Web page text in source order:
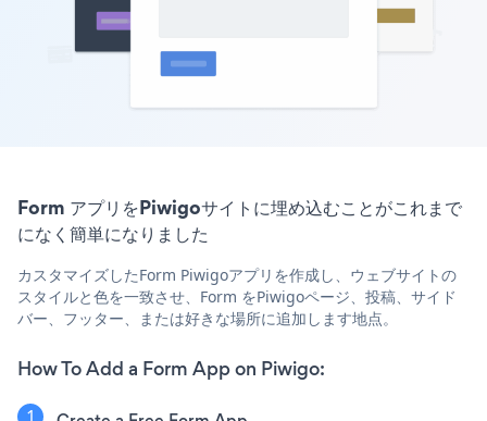
Form アプリをPiwigoサイトに埋め込むことがこれまで
になく簡単になりました
カスタマイズしたForm Piwigoアプリを作成し、ウェブサイトの
スタイルと色を一致させ、Form をPiwigoページ、投稿、サイド
バー、フッター、または好きな場所に追加します地点。
How To Add a Form App on Piwigo: